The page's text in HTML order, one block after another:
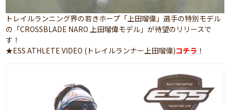
トレイルランニング界の若きホープ「上田瑠偉」選手の特別モデル
の「CROSSBLADE NARO 上田瑠偉モデル」が待望のリリースで
す！
★ESS ATHLETE VIDEO (トレイルランナー上田瑠偉)コチラ ！